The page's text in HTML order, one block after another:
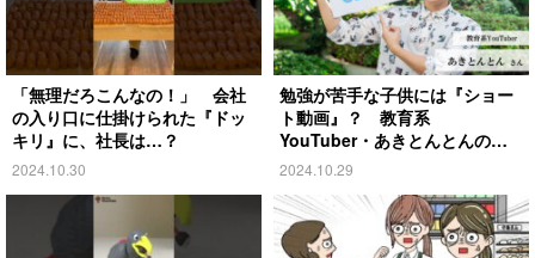
「無理だろこんなの！」 会社
の入り口に仕掛けられた『ドッ
キリ』に、社長は…？
2024.10.30
勉強が苦手な子供には『ショー
ト動画』？ 教育系
YouTuber・あきとんとんの戦
略とは
2024.10.29